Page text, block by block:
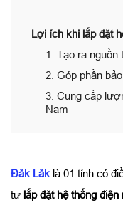
Lợi ích khi lắp đặt
1. Tạo ra nguồn
2. Góp phần
3. Cung cấp
Nam
Đăk Lăk là 01 tỉnh có
tư lắp đặt hệ thống